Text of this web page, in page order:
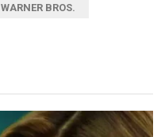
WARNER BROS.